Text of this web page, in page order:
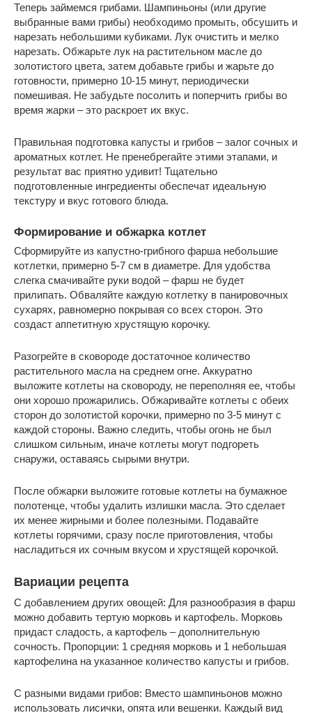
Теперь займемся грибами. Шампиньоны (или другие
выбранные вами грибы) необходимо промыть, обсушить и
нарезать небольшими кубиками. Лук очистить и мелко
нарезать. Обжарьте лук на растительном масле до
золотистого цвета, затем добавьте грибы и жарьте до
готовности, примерно 10-15 минут, периодически
помешивая. Не забудьте посолить и поперчить грибы во
время жарки – это раскроет их вкус.
Правильная подготовка капусты и грибов – залог сочных и
ароматных котлет. Не пренебрегайте этими этапами, и
результат вас приятно удивит! Тщательно
подготовленные ингредиенты обеспечат идеальную
текстуру и вкус готового блюда.
Формирование и обжарка котлет
Сформируйте из капустно-грибного фарша небольшие
котлетки, примерно 5-7 см в диаметре. Для удобства
слегка смачивайте руки водой – фарш не будет
прилипать. Обваляйте каждую котлетку в панировочных
сухарях, равномерно покрывая со всех сторон. Это
создаст аппетитную хрустящую корочку.
Разогрейте в сковороде достаточное количество
растительного масла на среднем огне. Аккуратно
выложите котлеты на сковороду, не переполняя ее, чтобы
они хорошо прожарились. Обжаривайте котлеты с обеих
сторон до золотистой корочки, примерно по 3-5 минут с
каждой стороны. Важно следить, чтобы огонь не был
слишком сильным, иначе котлеты могут подгореть
снаружи, оставаясь сырыми внутри.
После обжарки выложите готовые котлеты на бумажное
полотенце, чтобы удалить излишки масла. Это сделает
их менее жирными и более полезными. Подавайте
котлеты горячими, сразу после приготовления, чтобы
насладиться их сочным вкусом и хрустящей корочкой.
Вариации рецепта
С добавлением других овощей: Для разнообразия в фарш
можно добавить тертую морковь и картофель. Морковь
придаст сладость, а картофель – дополнительную
сочность. Пропорции: 1 средняя морковь и 1 небольшая
картофелина на указанное количество капусты и грибов.
С разными видами грибов: Вместо шампиньонов можно
использовать лисички, опята или вешенки. Каждый вид